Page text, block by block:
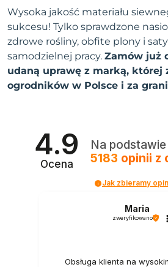
Wysoka jakość materiału
sukcesu! Tylko sprawdzone
zdrowe rośliny, obfite plony i
samodzielnej pracy. Zamów już
udaną uprawę z marką, której
ogrodników w Polsce i za
4.9
Ocena
Na podstawie
5183 opinii z
Jak zbieramy
Maria
zweryfikowano
Obsługa klienta na